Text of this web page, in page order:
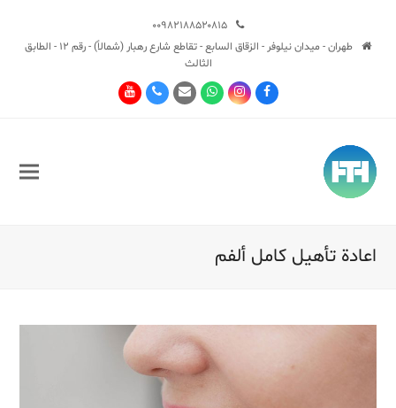
طهران - ميدان نيلوفر - الزقاق السابع - تقاطع شارع رهبار (شمالاً) - رقم 12 - الطابق
الثالث
Facebook
Instagram
Whatsapp
Email
Phone
Youtube
اعادة تأهيل كامل ألفم